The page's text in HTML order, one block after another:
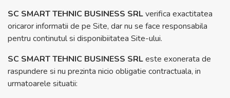
SC SMART TEHNIC BUSINESS SRLverifica exactitatea
oricaror informatii de pe Site, dar nu se face responsabila
pentru continutul si disponibiitatea Site-ului.
SC SMART TEHNIC BUSINESS SRLeste exonerata de
raspundere si nu prezinta nicio obligatie contractuala, in
urmatoarele situatii: